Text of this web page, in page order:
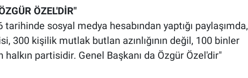
ÖZEL'DİR"
tarihinde sosyal medya hesabından yaptığı paylaşımda,
300 kişilik mutlak butlan azınlığının değil, 100 binler
partisidir. Genel Başkanı da Özgür Özel'dir"